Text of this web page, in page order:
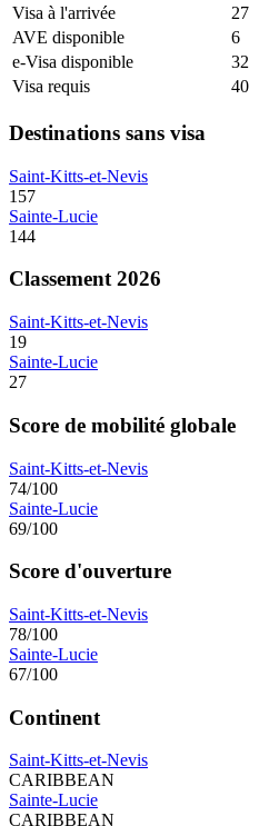
Visa à l'arrivée
27
AVE disponible
6
e-Visa disponible
32
Visa requis
40
Destinations sans visa
Saint-Kitts-et-Nevis
157
Sainte-Lucie
144
Classement 2026
Saint-Kitts-et-Nevis
19
Sainte-Lucie
27
Score de mobilité globale
Saint-Kitts-et-Nevis
74/100
Sainte-Lucie
69/100
Score d'ouverture
Saint-Kitts-et-Nevis
78/100
Sainte-Lucie
67/100
Continent
Saint-Kitts-et-Nevis
CARIBBEAN
Sainte-Lucie
CARIBBEAN